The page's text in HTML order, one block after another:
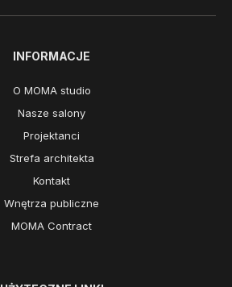
INFORMACJE
O MOMA studio
Nasze salony
Projektanci
Strefa architekta
Kontakt
Wnętrza publiczne
MOMA Contract